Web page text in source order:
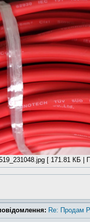
[ 171.81 КБ |
Re: Продам